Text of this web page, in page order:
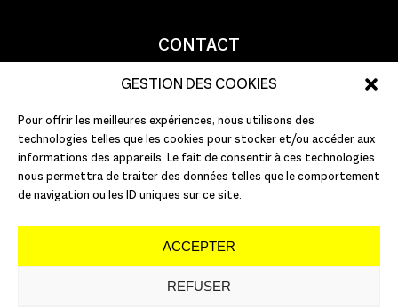
GESTION DES COOKIES
Pour offrir les meilleures expériences, nous utilisons des
technologies telles que les cookies pour stocker et/ou accéder aux
informations des appareils. Le fait de consentir à ces technologies
nous permettra de traiter des données telles que le comportement
de navigation ou les ID uniques sur ce site.
ACCEPTER
REFUSER
CONTACT